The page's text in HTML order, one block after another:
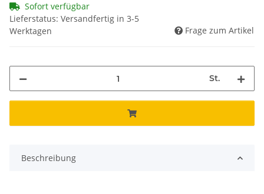
Sofort verfügbar
Lieferstatus: Versandfertig in 3-5
Werktagen
Frage zum Artikel
St.
Beschreibung